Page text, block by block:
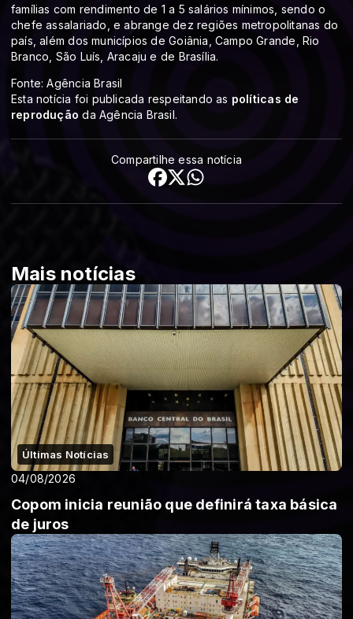
famílias com rendimento de 1 a 5 salários mínimos, sendo o
chefe assalariado, e abrange dez regiões metropolitanas do
país, além dos municípios de Goiânia, Campo Grande, Rio
Branco, São Luís, Aracaju e de Brasília.
Fonte: Agência Brasil
Esta notícia foi publicada respeitando as políticas de
reprodução da Agência Brasil.
Compartilhe essa notícia
Mais notícias
Últimas Notícias
04/08/2026
Copom inicia reunião que definirá taxa básica
de juros